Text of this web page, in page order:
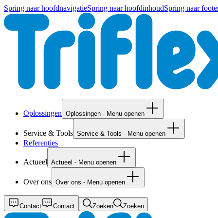
Spring naar hoofdnavigatieSpring naar hoofdinhoudSpring naar
Oplossingen Oplossingen - Menu openen
Service & Tools Service & Tools - Menu openen
Referenties
Actueel Actueel - Menu openen
Over ons Over ons - Menu openen
Contact Contact Zoeken Zoeken